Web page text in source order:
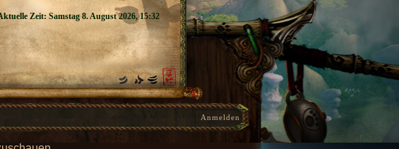
Zeit: Samstag 8. August 2026, 15:32
Anmelden